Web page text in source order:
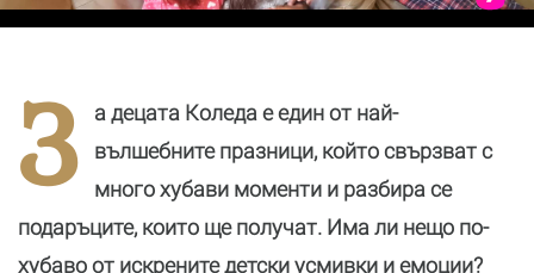
З
а децата Коледа е един от най-
вълшебните празници, който свързват с
много хубави моменти и разбира се
подаръците, които ще получат. Има ли нещо по-
хубаво от искрените детски усмивки и емоции?